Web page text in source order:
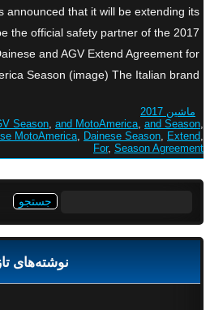
announced that it will be extending its
the official safety partner of the 2017
and AGV Extend Agreement for
Season (image) The Italian brand […]
ماشین 2017
Season, and MotoAmerica, and Season,
MotoAmerica, Dainese Season, Extend,
For, Season Agreement
نوشته‌های